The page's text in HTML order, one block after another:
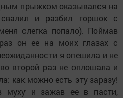
прыжком оказывался на
и разбил горшок с
слегка попало). Поймав
он ее на моих глазах с
я опешила и не
второй раз не оплошала и
как можно есть эту заразу!
муху и зажав ее в пасти,